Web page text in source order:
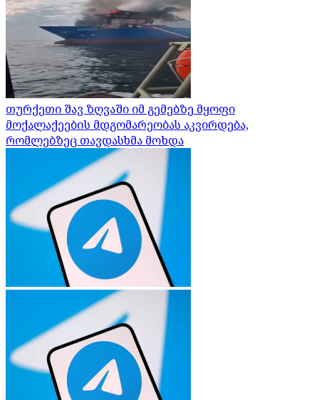
თურქეთი შავ ზღვაში იმ გემებზე მყოფი
მოქალაქეების მდგომარეობას აკვირდება,
რომლებზეც თავდასხმა მოხდა